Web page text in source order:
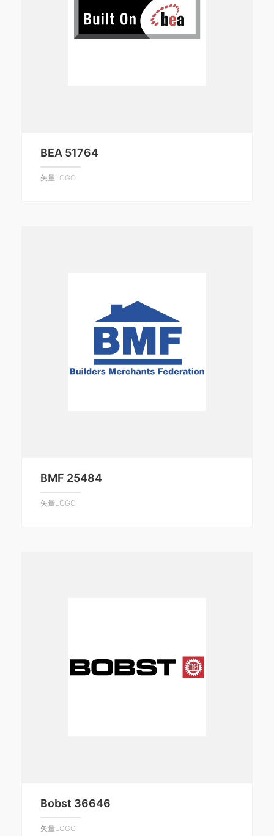
BEA 51764
矢量LOGO
BMF 25484
矢量LOGO
Bobst 36646
矢量LOGO